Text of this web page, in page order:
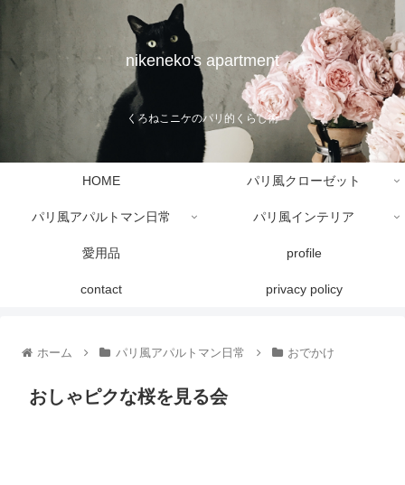
nikeneko's apartment
くろねこニケのパリ的くらし術
HOME パリ風クローゼット
パリ風アパルトマン日常 パリ風インテリア
愛用品 profile
contact privacy policy
ホーム パリ風アパルトマン日常 おでかけ
おしゃピクな桜を見る会